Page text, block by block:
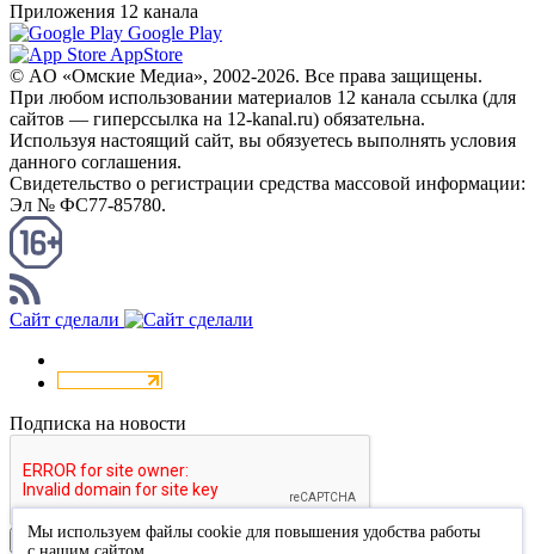
Приложения 12 канала
Google Play
AppStore
© AO «Омские Медиа», 2002-2026. Все права защищены.
При любом использовании материалов 12 канала ссылка (для
сайтов — гиперссылка на 12-kanal.ru) обязательна.
Используя настоящий сайт, вы обязуетесь выполнять условия
данного соглашения.
Свидетельство о регистрации средства массовой информации:
Эл № ФС77-85780.
Сайт сделали
Подписка на новости
Подписаться
Мы используем файлы cookie для повышения удобства работы